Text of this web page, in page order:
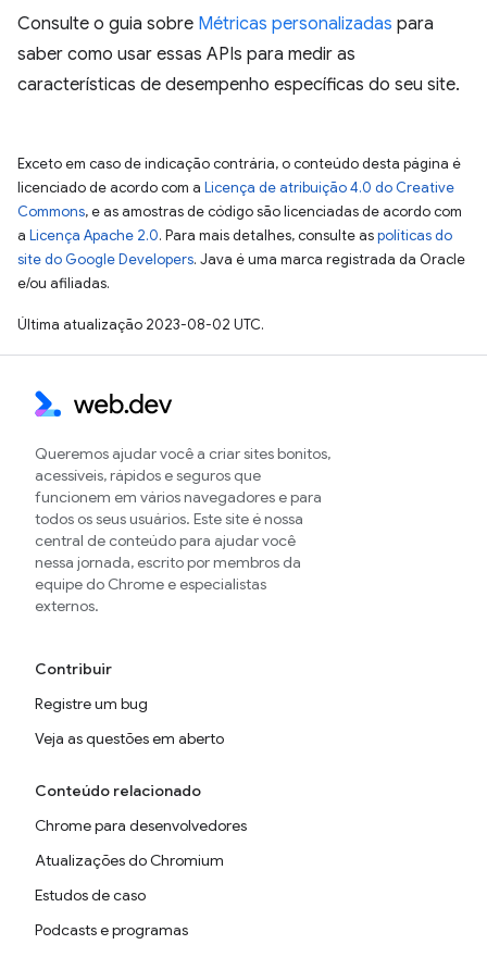
Consulte o guia sobre Métricas personalizadas para
saber como usar essas APIs para medir as
características de desempenho específicas do seu site.
Exceto em caso de indicação contrária, o conteúdo desta página é
licenciado de acordo com a Licença de atribuição 4.0 do Creative
Commons, e as amostras de código são licenciadas de acordo com
a Licença Apache 2.0. Para mais detalhes, consulte aspolíticas do
site do Google Developers. Java é uma marca registrada da Oracle
e/ou afiliadas.
Última atualização 2023-08-02 UTC.
Queremos ajudar você a criar sites bonitos,
acessíveis, rápidos e seguros que
funcionem em vários navegadores e para
todos os seus usuários. Este site é nossa
central de conteúdo para ajudar você
nessa jornada, escrito por membros da
equipe do Chrome e especialistas
externos.
Contribuir
Registre um bug
Veja as questões em aberto
Conteúdo relacionado
Chrome para desenvolvedores
Atualizações do Chromium
Estudos de caso
Podcasts e programas